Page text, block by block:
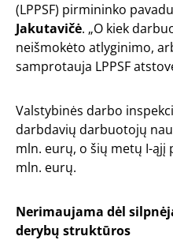
(LPPSF) pirmininko
Jakutavičė. „O kiek
neišmokėto atlyginimo,
samprotauja LPPSF
Valstybinės darbo
darbdavių darbuotojų
mln. eurų, o šių metų I-ąjį
mln. eurų.
Nerimaujama dėl
derybų struktūros